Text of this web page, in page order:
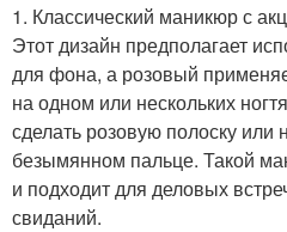
1. Классический маникюр с
Этот дизайн предполагает
для фона, а розовый
на одном или нескольких
сделать розовую полоску или
безымянном пальце. Такой
и подходит для деловых
свиданий.